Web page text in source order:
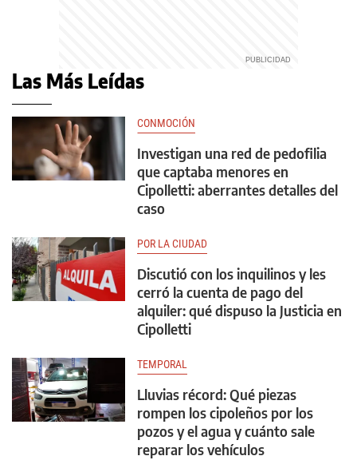
Las Más Leídas
CONMOCIÓN
Investigan una red de pedofilia
que captaba menores en
Cipolletti: aberrantes detalles del
caso
POR LA CIUDAD
Discutió con los inquilinos y les
cerró la cuenta de pago del
alquiler: qué dispuso la Justicia en
Cipolletti
TEMPORAL
Lluvias récord: Qué piezas
rompen los cipoleños por los
pozos y el agua y cuánto sale
reparar los vehículos